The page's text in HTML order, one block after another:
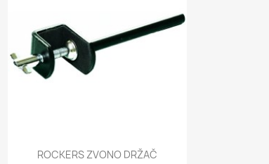
Brzi pregled
ROCKERS ZVONO DRŽAČ